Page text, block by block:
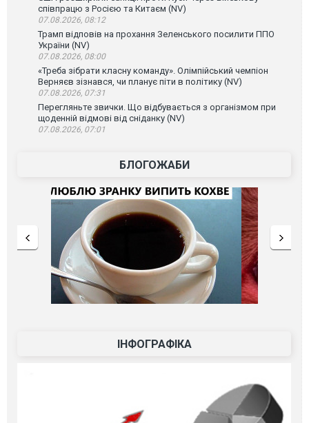
співпрацю з Росією та Китаєм (NV)
07.08.2026, 08:12
Трамп відповів на прохання Зеленського посилити ППО
України (NV)
07.08.2026, 08:00
«Треба зібрати класну команду». Олімпійський чемпіон
Верняєв зізнався, чи планує піти в політику (NV)
07.08.2026, 07:31
Перегляньте звички. Що відбувається з організмом при
щоденній відмові від сніданку (NV)
07.08.2026, 07:01
БЛОГОЖАБИ
ІНФОГРАФІКА